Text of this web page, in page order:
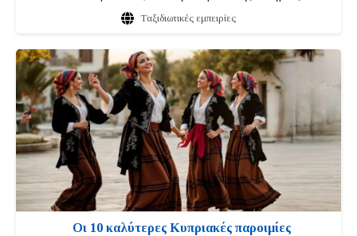
Ταξιδιωτικές εμπειρίες
Οι 10 καλύτερες Κυπριακές παροιμίες